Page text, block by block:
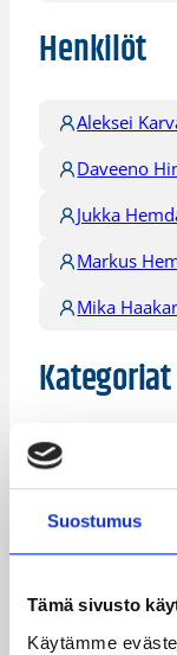
Suostumus
Tämä sivusto
Käytämme
Henkilöt
Aleksei
Daveeno
Jukka
Markus
Mika
Kategoriat
Katso